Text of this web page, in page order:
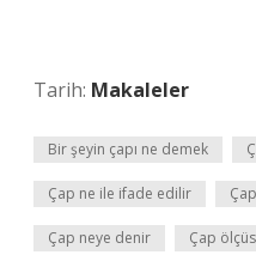
Tarih: Makaleler
Bir şeyin çapı ne demek
Çap ne ile ifade edilir
Çap neye denir Çap